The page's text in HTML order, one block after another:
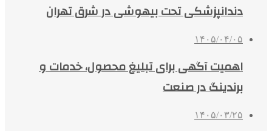
دندانپزشکی تحت بیهوشی در شرق تهران
۱۴۰۵/۰۴/۰۵
اهمیت آگهی برای تبلیغ محصول، خدمات و
برندینگ در صنعت
۱۴۰۵/۰۳/۲۵